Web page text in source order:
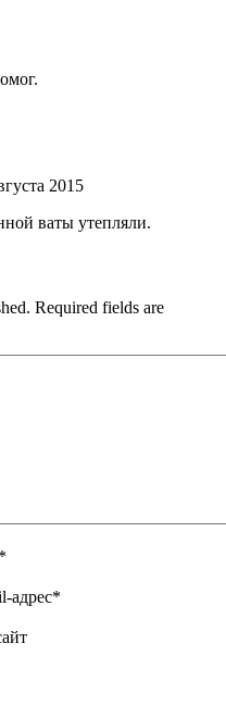
2015
ваты утепляли.
Required fields are
*
адрес*